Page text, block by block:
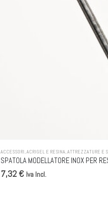
ACCESSORI,ACRIGEL E RESINA,ATTREZZATURE E
SPATOLA MODELLATORE INOX PER
7,32 € Iva Incl.